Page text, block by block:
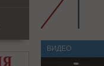
ВИДЕО